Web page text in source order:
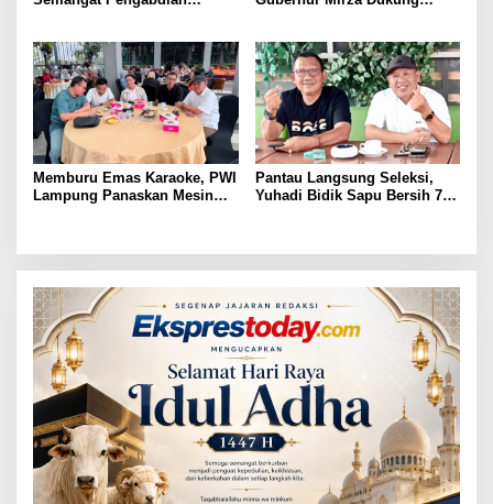
Lampung
Memburu Emas Karaoke, PWI
Lampung Panaskan Mesin
Pantau Langsung Seleksi,
Yuhadi Bidik Sapu Bersih 7